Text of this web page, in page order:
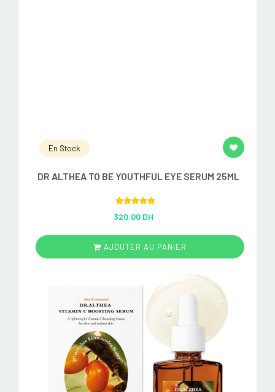
En Stock
DR ALTHEA TO BE YOUTHFUL EYE SERUM 25ML
out of 5
320.00 DH
AJOUTER AU PANIER